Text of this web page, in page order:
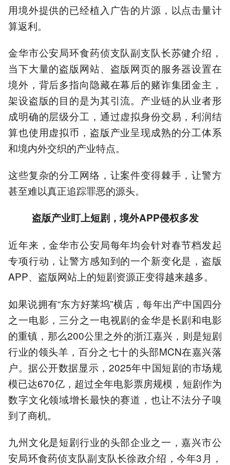
用境外提供的已经植入广告的片源，以点击量计
算返利。
金华市公安局环食药侦支队副支队长苏健介绍，
当下大量的盗版网站、盗版网页的服务器设置在
境外，背后多指向隐藏在幕后的赌诈集团金主，
架设盗版的目的是为其引流。产业链的从业者形
成明确的层级分工，通过虚拟身份交易，利润结
算也使用虚拟币，盗版产业呈现成熟的分工体系
和境内外交织的产业特点。
这些复杂的分工网络，让案件变得棘手，让警方
甚至难以真正追踪罪恶的源头。
盗版产业盯上短剧，境外APP侵权多发
近年来，金华市公安局每年均会针对春节档发起
专项行动，让警方感知到的一个新变化是，盗版
APP、盗版网站上的短剧资源正变得越来越多。
如果说拥有“东方好莱坞”横店，每年出产中国四分
之一电影，三分之一电视剧的金华是长剧和电影
的重镇，那么200公里之外的浙江嘉兴，则是短剧
行业的领头羊，百分之七十的头部MCN在嘉兴落
户。据公开数据显示，2025年中国短剧的市场规
模已达670亿，超过全年电影票房规模，短剧作为
数字文化领域增长最快的赛道，也让不法分子嗅
到了商机。
九州文化是短剧行业的头部企业之一，嘉兴市公
安局环食药侦支队副支队长徐政介绍，今年3月，